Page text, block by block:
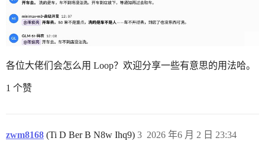
各位大佬们会怎么用 Loop？欢迎分享一些有意思的用法哈。
1 个赞
zwm8168 (Ti D Ber B N8w Ihq9) 2026 年6 月 2 日 23:34
3